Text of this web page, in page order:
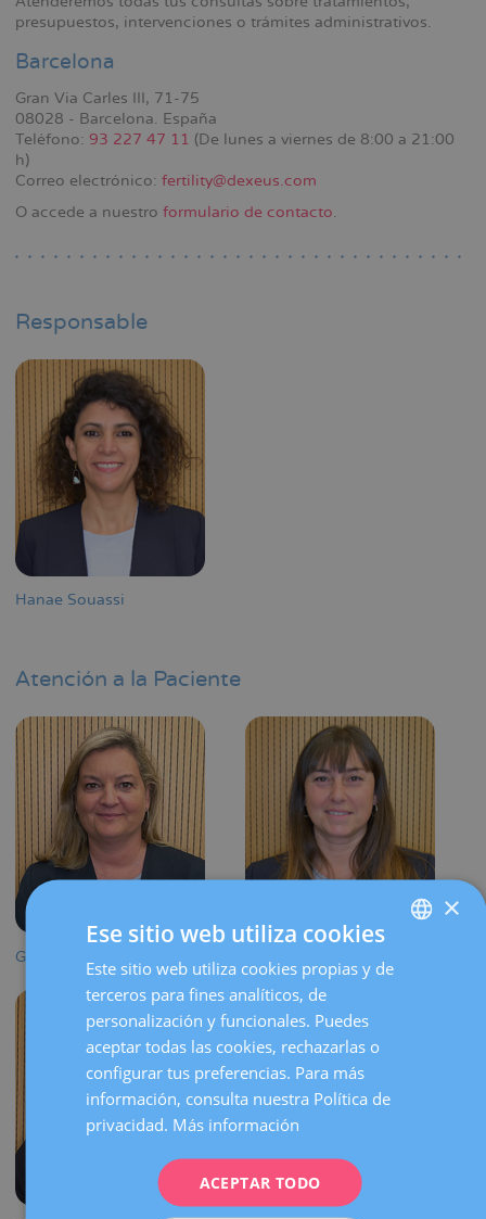
la
navegación
presupuestos, intervenciones o trámites administrativos.
Barcelona
Gran Via Carles III, 71-75
08028 - Barcelona. España
Teléfono: 93 227 47 11 (De lunes a viernes de 8:00 a 21:00
h)
Correo electrónico: fertility@dexeus.com
O accede a nuestro formulario de contacto.
Responsable
Hanae Souassi
Atención a la Paciente
Gemma Arno SPANISH
×
Ese sitio web utiliza cookies
Este sitio web utiliza cookies propias y de
terceros para fines analíticos, de
personalización y funcionales. Puedes
aceptar todas las cookies, rechazarlas o
configurar tus preferencias. Para más
información, consulta nuestra Política de
privacidad. Más información
ACEPTAR TODO